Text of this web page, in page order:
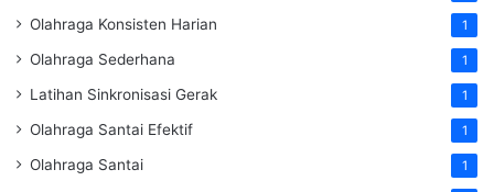
Olahraga Konsisten Harian 1
Olahraga Sederhana 1
Latihan Sinkronisasi Gerak 1
Olahraga Santai Efektif 1
Olahraga Santai 1